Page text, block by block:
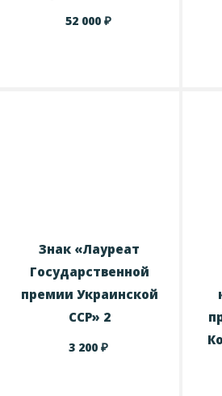
52 000 ₽
Знак «Лауреат
Государственной
премии Украинской
ССР» 2
3 200 ₽